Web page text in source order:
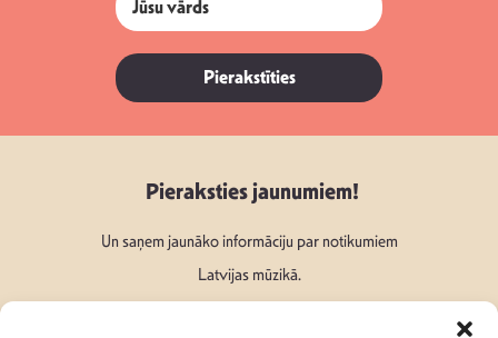
Pierakstīties
Pieraksties jaunumiem!
Un saņem jaunāko informāciju par notikumiem
Latvijas mūzikā.